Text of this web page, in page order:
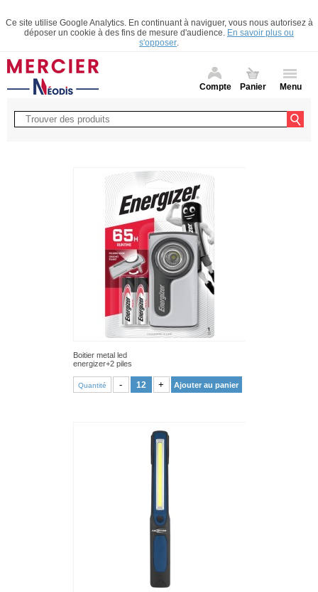
Ce site utilise Google Analytics. En continuant à naviguer, vous nous autorisez à
déposer un cookie à des fins de mesure d'audience. En savoir plus ou
s'opposer.
Compte Panier Menu
Boitier metal led
energizer+2 piles
Quantité - + Ajouter au panier